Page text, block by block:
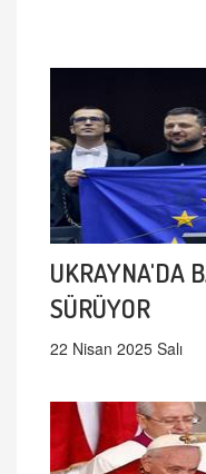
UKRAYNA'DA
SÜRÜYOR
22 Nisan 2025 Salı